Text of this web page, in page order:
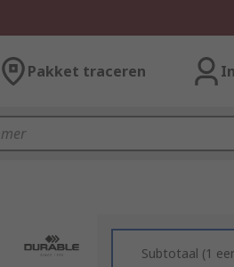
Pakket traceren
Subtotaal (1